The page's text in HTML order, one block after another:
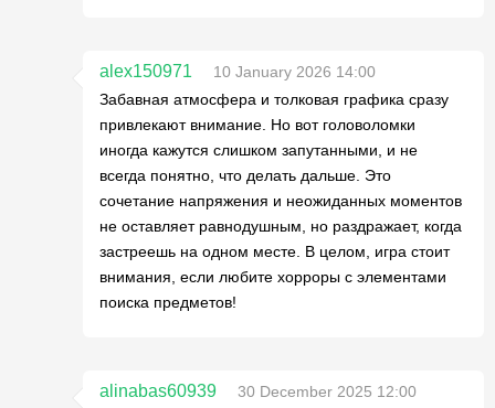
alex150971
10 January 2026 14:00
Забавная атмосфера и толковая графика сразу
привлекают внимание. Но вот головоломки
иногда кажутся слишком запутанными, и не
всегда понятно, что делать дальше. Это
сочетание напряжения и неожиданных моментов
не оставляет равнодушным, но раздражает, когда
застреешь на одном месте. В целом, игра стоит
внимания, если любите хорроры с элементами
поиска предметов!
alinabas60939
30 December 2025 12:00